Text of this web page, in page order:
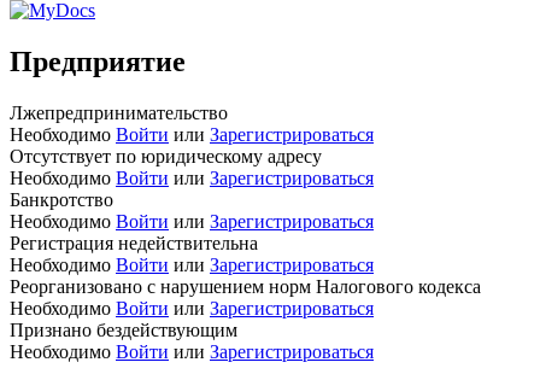
Предприятие
Лжепредпринимательство
Необходимо Войти или Зарегистрироваться
Отсутствует по юридическому адресу
Необходимо Войти или Зарегистрироваться
Банкротство
Необходимо Войти или Зарегистрироваться
Регистрация недействительна
Необходимо Войти или Зарегистрироваться
Реорганизовано с нарушением норм Налогового кодекса
Необходимо Войти или Зарегистрироваться
Признано бездействующим
Необходимо Войти или Зарегистрироваться